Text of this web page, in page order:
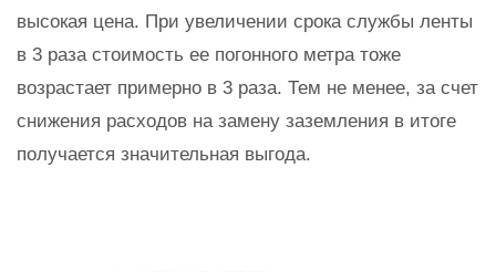
высокая цена. При увеличении срока службы ленты
в 3 раза стоимость ее погонного метра тоже
возрастает примерно в 3 раза. Тем не менее, за счет
снижения расходов на замену заземления в итоге
получается значительная выгода.